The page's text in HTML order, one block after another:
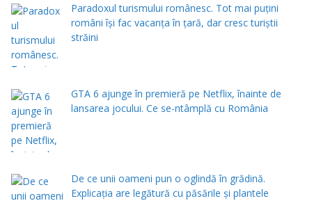
Paradoxul turismului românesc. Tot mai puțini
români își fac vacanța în țară, dar cresc turiștii
străini
GTA 6 ajunge în premieră pe Netflix, înainte de
lansarea jocului. Ce se-ntâmplă cu România
De ce unii oameni pun o oglindă în grădină.
Explicația are legătură cu păsările și plantele